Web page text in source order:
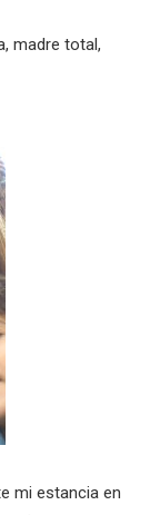
madre total,
mi estancia en